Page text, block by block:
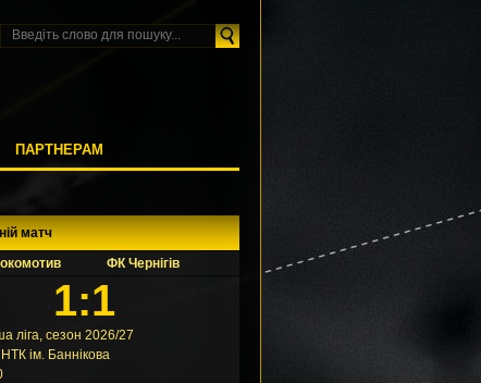
ПАРТНЕРАМ
матч
ФК Чернігів
1:1
ліга, сезон 2026/27
НТК ім. Баннікова